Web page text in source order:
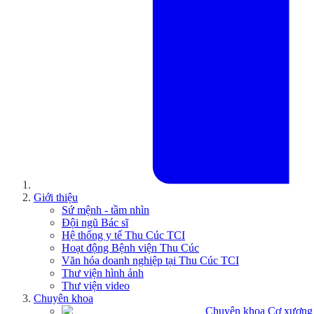
Giới thiệu
Sứ mệnh - tầm nhìn
Đội ngũ Bác sĩ
Hệ thống y tế Thu Cúc TCI
Hoạt động Bệnh viện Thu Cúc
Văn hóa doanh nghiệp tại Thu Cúc TCI
Thư viện hình ảnh
Thư viện video
Chuyên khoa
Chuyên khoa Cơ